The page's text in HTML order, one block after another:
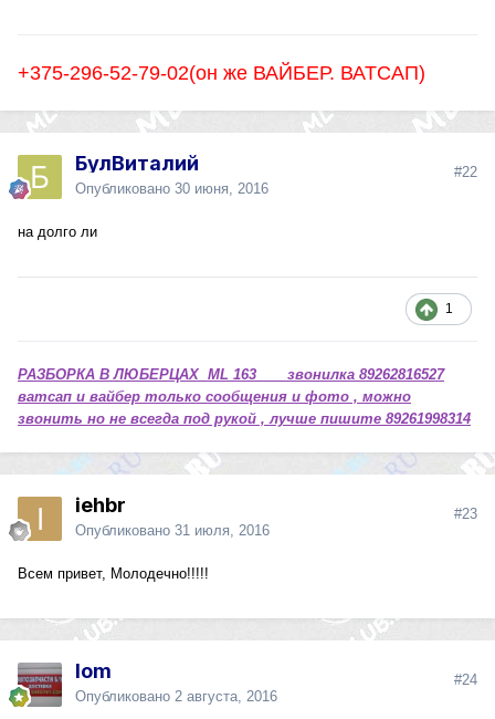
+375-296-52-79-02(он же ВАЙБЕР. ВАТСАП)
БулВиталий
Опубликовано 30 июня, 2016
#22
на долго ли
1
РАЗБОРКА В ЛЮБЕРЦАХ ML 163 звонилка 89262816527
ватсап и вайбер только сообщения и фото , можно
звонить но не всегда под рукой , лучше пишите 89261998314
iehbr
Опубликовано 31 июля, 2016
#23
Всем привет, Молодечно!!!!!
lom
Опубликовано 2 августа, 2016
#24